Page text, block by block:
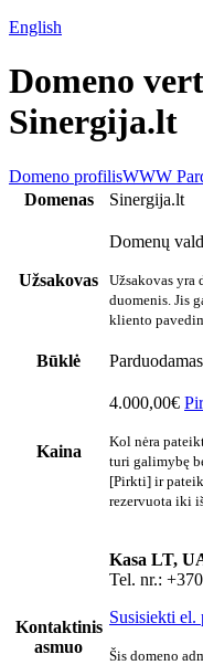
English
Domeno
Sinergija.lt
Domeno profilisWWW
Domenas
Sinergija.lt
Užsakovas
Domenų
Užsakovas yra
duomenis. Jis
kliento
Būklė Parduodamas
Kaina
4.000,00€
Kol nėra
turi galimybę
[Pirkti] ir
rezervuota iki
Kontaktinis
asmuo
Kasa LT,
Tel. nr.:
Susisiekti el.
Šis domeno